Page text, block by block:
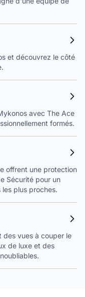
et découvrez le côté
avec The Ace
formés.
offrent une protection
Sécurité pour un
plus proches.
des vues à couper le
de luxe et des